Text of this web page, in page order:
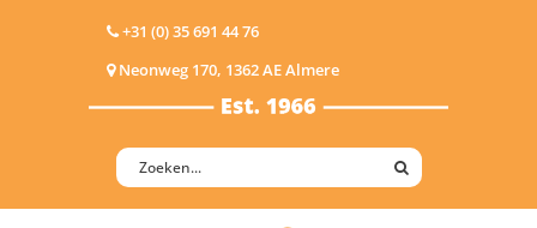
+31 (0) 35 691 44 76
Neonweg 170, 1362 AE Almere